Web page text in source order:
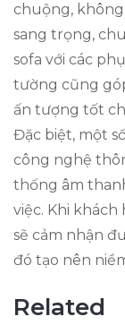
chuộng,
sang trọng,
sofa với các
tường cũng
ấn tượng tốt
Đặc biệt, một
công nghệ
thống âm
việc. Khi
sẽ cảm nhận
đó tạo nên
Related